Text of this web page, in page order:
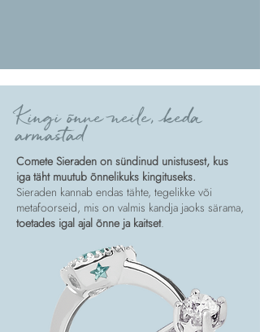
Kingi õnne neile, keda
armastad
Comete Sieraden on sündinud unistusest, kus
iga täht muutub õnnelikuks kingituseks.
Sieraden kannab endas tähte, tegelikke või
metafoorseid, mis on valmis kandja jaoks särama,
toetades igal ajal õnne ja kaitset.